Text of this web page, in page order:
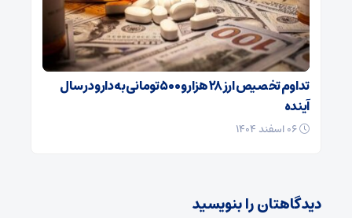
تداوم تخصیص ارز ۲۸ هزار و ۵۰۰ تومانی به دارو در سال
آینده
دیدگاهتان را بنویسید